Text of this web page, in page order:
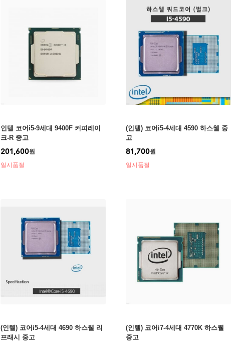
인텔 코어i5-9세대 9400F 커피레이
크-R 중고
201,600원
일시품절
(인텔) 코어i5-4세대 4590 하스웰 중
고
81,700원
일시품절
(인텔) 코어i5-4세대 4690 하스웰 리
프래시 중고
(인텔) 코어i7-4세대 4770K 하스웰
중고